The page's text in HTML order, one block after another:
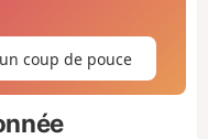
coup de pouce